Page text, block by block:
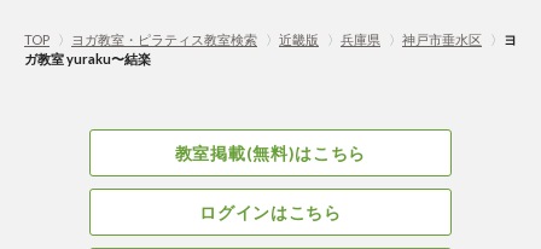
TOP 〉 ヨガ教室・ピラティス教室検索 〉 近畿版 〉 兵庫県 〉 神戸市垂水区 〉 ヨ
ガ教室 yuraku〜結楽
教室掲載(無料)はこちら
ログインはこちら